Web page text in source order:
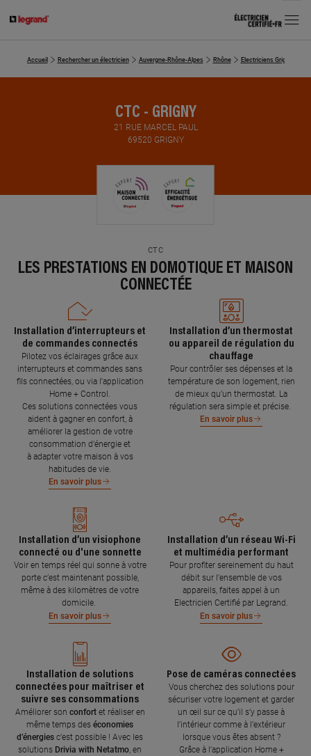
MENU
Accueil Rechercher un électricien Auvergne-Rhône-Alpes Rhône Electriciens Grigny
CTC - GRIGNY
21 RUE MARCEL PAUL
69520 GRIGNY
CTC
LES PRESTATIONS EN DOMOTIQUE ET MAISON
CONNECTÉE
Installation d’interrupteurs et
de commandes connectés
Pilotez vos éclairages grâce aux
interrupteurs et commandes sans
fils connectées, ou via l'application
Home + Control.
Ces solutions connectées vous
aident à gagner en confort, à
améliorer la gestion de votre
consommation d’énergie et
à adapter votre maison à vos
habitudes de vie.
En savoir plus
Installation d’un thermostat
ou appareil de régulation du
chauffage
Pour contrôler ses dépenses et la
température de son logement, rien
de mieux qu’un thermostat. La
régulation sera simple et précise.
En savoir plus
Installation d’un visiophone
connecté ou d'une sonnette
Voir en temps réel qui sonne à votre
porte c’est maintenant possible,
même à des kilomètres de votre
domicile.
En savoir plus
Installation d’un réseau Wi-Fi
et multimédia performant
Pour profiter sereinement du haut
débit sur l’ensemble de vos
appareils, faites appel à un
Electricien Certifié par Legrand.
En savoir plus
Installation de solutions
connectées pour maîtriser et
suivre ses consommations
Améliorer son confort et réaliser en
même temps des économies
d’énergies c’est possible ! Avec les
solutions Drivia with Netatmo , en
Pose de caméras connectées
Vous cherchez des solutions pour
sécuriser votre logement et garder
un œil sur ce qu’il s’y passe à
l’intérieur comme à l’extérieur
lorsque vous êtes absent ?
Grâce à l'application Home +